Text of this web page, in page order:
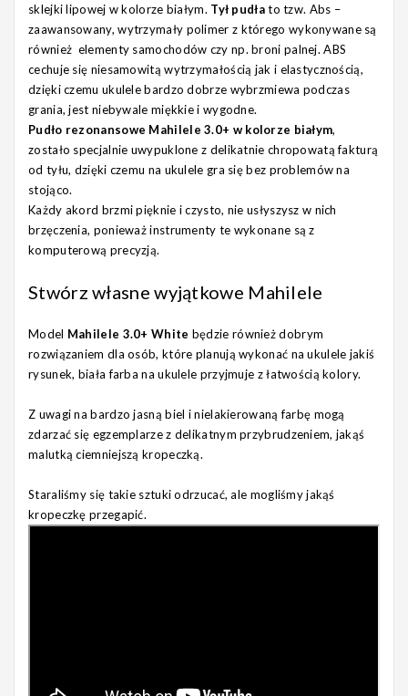
sklejki lipowej w kolorze białym. Tył pudłato tzw. Abs –
zaawansowany, wytrzymały polimer z którego wykonywane są
również elementy samochodów czy np. broni palnej. ABS
cechuje się niesamowitą wytrzymałością jak i elastycznością,
dzięki czemu ukulele bardzo dobrze wybrzmiewa podczas
grania, jest niebywale miękkie i wygodne.
Pudło rezonansowe Mahilele 3.0+ w kolorze białym,
zostało specjalnie uwypuklone z delikatnie chropowatą fakturą
od tyłu, dzięki czemu na ukulele gra się bez problemów na
stojąco.
Każdy akord brzmi pięknie i czysto, nie usłyszysz w nich
brzęczenia, ponieważ instrumenty te wykonane są z
komputerową precyzją.
Stwórz własne wyjątkowe Mahilele
Model Mahilele 3.0+ White będzie również dobrym
rozwiązaniem dla osób, które planują wykonać na ukulele jakiś
rysunek, biała farba na ukulele przyjmuje z łatwością kolory.
Z uwagi na bardzo jasną biel i nielakierowaną farbę mogą
zdarzać się egzemplarze z delikatnym przybrudzeniem, jakąś
malutką ciemniejszą kropeczką.
Staraliśmy się takie sztuki odrzucać, ale mogliśmy jakąś
kropeczkę przegapić.